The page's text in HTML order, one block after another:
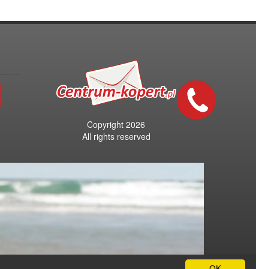
Copyright 2026
All rights reserved
Centrum-Kopert.pl to drukarnia kopert
i hurtownia artykułów
papierniczo-biurowych.
Szybki
kontakt